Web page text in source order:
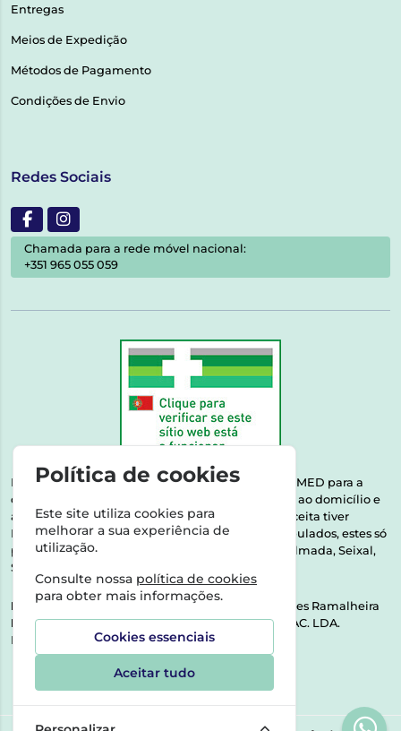
Entregas
Meios de Expedição
Métodos de Pagamento
Condições de Envio
Redes Sociais
Chamada para a rede móvel nacional:
+351 965 055 059
Esta farmácia encontra-se autorizada pelo INFARMED para a
dispensa de medicamentos e produtos de saúde ao domicílio e
através da internet. Medicamentos | Se na sua receita tiver
MSRM, MNSRM, MSRMV ou Medicamentos Manipulados, estes só
podem ser entregues nos seguintes concelhos: Almada, Seixal,
Sesimbra, Oeiras e Lisboa.
Direção Técnica:
Dra. Raquel Alexandra Fernandes Ramalheira
NIPC:513064133 | ASPAS E NÚMEROS SOC. FARMAC. LDA.
Rua dos Castanheiros 5 AB Feijó2810-036 Almada
Política de cookies
Este site utiliza cookies para
melhorar a sua experiência de
utilização.
Consulte nossa política de cookies
para obter mais informações.
Cookies essenciais
Aceitar tudo